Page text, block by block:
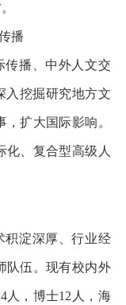
播
传播、中外人文交
入挖掘研究地方文
扩大国际影响。
化、复合型高级人
积淀深厚、行业经
队伍。现有校内外
人，博士12 人，海